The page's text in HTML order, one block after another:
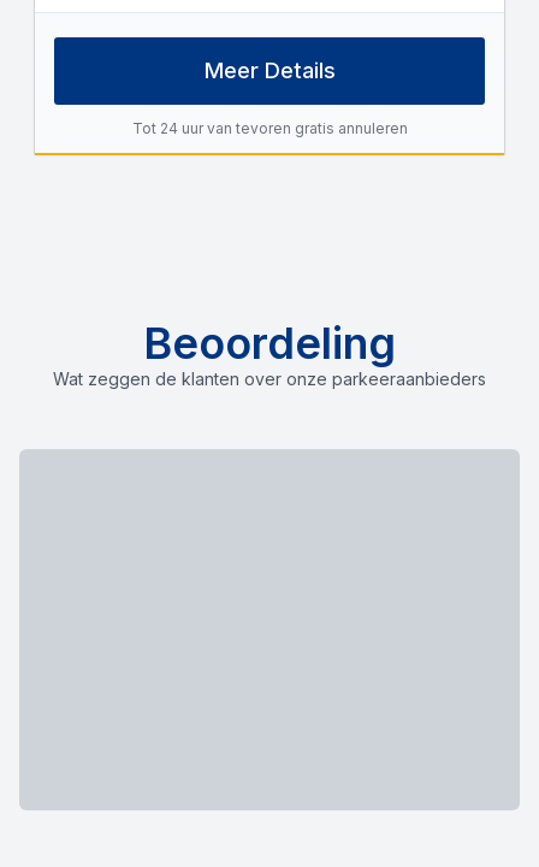
Meer Details
Tot 24 uur van tevoren gratis annuleren
Beoordeling
Wat zeggen de klanten over onze parkeeraanbieders